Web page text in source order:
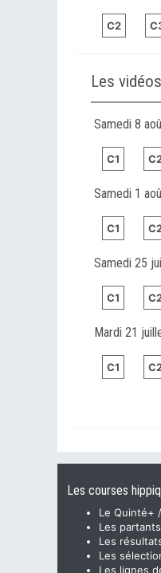
C2
Les
Samedi 8
C1
Samedi 1
C1
Samedi 25
C1
Mardi 21
C1
Les courses
Le Quinté+
Les
Les
Les
Les lignes